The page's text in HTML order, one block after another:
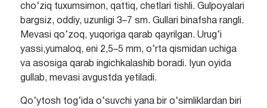
cho‘ziq tuxumsimon, qattiq, chetlari tishli. Gulpoyalari
bargsiz, oddiy, uzunligi 3–7 sm. Gullari binafsha rangli.
Mevasi qo‘zoq, yuqoriga qarab qayrilgan. Urug‘i
yassi,yumaloq, eni 2,5–5 mm, o‘rta qismidan uchiga
va asosiga qarab ingichkalashib boradi. Iyun oyida
gullab, mevasi avgustda yetiladi.
Qo‘ytosh tog‘ida o‘suvchi yana bir o‘simliklardan biri